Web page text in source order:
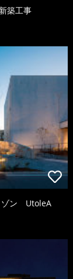
築工事
ゾン UtoleA